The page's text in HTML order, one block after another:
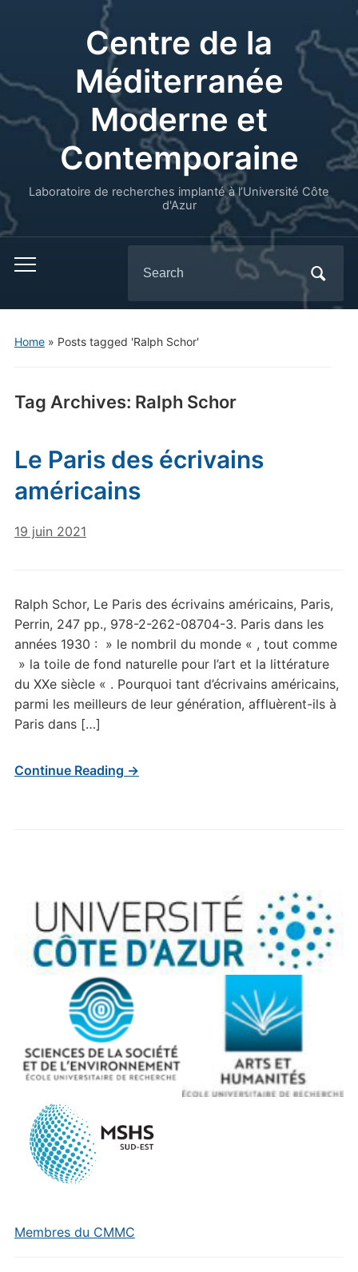
Centre de la
Méditerranée
Moderne et
Contemporaine
Laboratoire de recherches implanté à l’Université Côte
d'Azur
for:
Home» Posts tagged 'Ralph Schor'
Tag Archives: Ralph Schor
Membres du CMMC
Le Paris des écrivains
américains
19 juin 2021
Ralph Schor, Le Paris des écrivains américains, Paris,
Perrin, 247 pp., 978-2-262-08704-3. Paris dans les
années 1930 : » le nombril du monde « , tout comme
» la toile de fond naturelle pour l’art et la littérature
du XXe siècle « . Pourquoi tant d’écrivains américains,
parmi les meilleurs de leur génération, affluèrent-ils à
Paris dans […]
Continue Reading →